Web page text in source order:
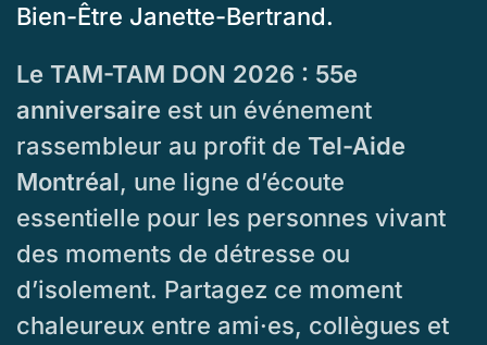
Bien-Être Janette-Bertrand.
Le TAM-TAM DON 2026 : 55e
anniversaire est un événement
rassembleur au profit de Tel-Aide
Montréal, une ligne d’écoute
essentielle pour les personnes vivant
des moments de détresse ou
d’isolement. Partagez ce moment
chaleureux entre ami·es, collègues et